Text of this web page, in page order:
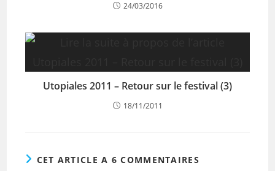
24/03/2016
Utopiales 2011 – Retour sur le festival (3)
18/11/2011
CET ARTICLE A 6 COMMENTAIRES